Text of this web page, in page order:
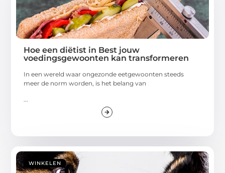
Hoe een diëtist in Best jouw
voedingsgewoonten kan transformeren
In een wereld waar ongezonde eetgewoonten steeds
meer de norm worden, is het belang van
WINKELEN